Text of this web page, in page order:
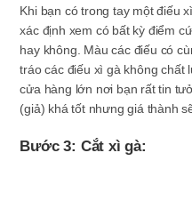
Khi bạn có trong tay một điếu
xác định xem có bất kỳ điểm
hay không. Màu các điếu có
tráo các điếu xì gà không chất
cửa hàng lớn nơi bạn rất tin
(giả) khá tốt nhưng giá thành
Bước 3: Cắt xì gà: